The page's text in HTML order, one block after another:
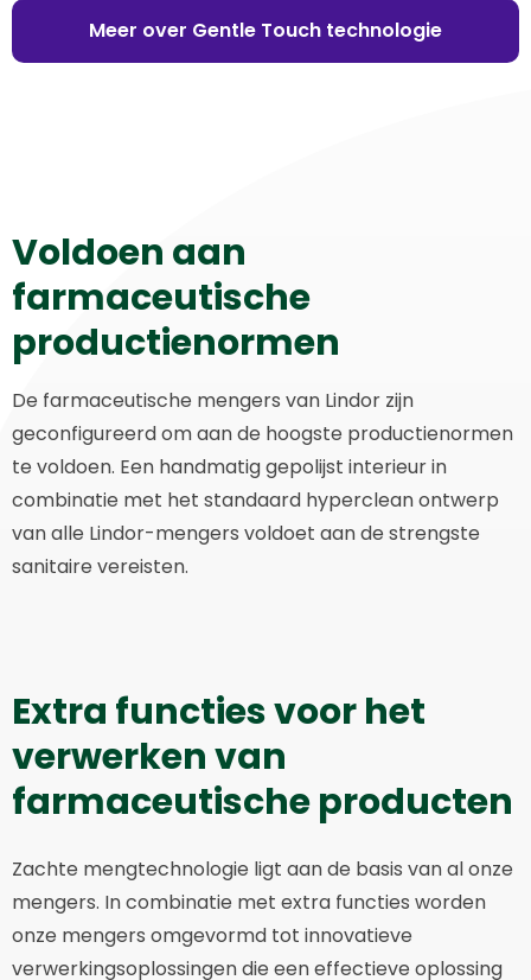
Meer over Gentle Touch technologie
Voldoen aan
farmaceutische
productienormen
De farmaceutische mengers van Lindor zijn
geconfigureerd om aan de hoogste productienormen
te voldoen. Een handmatig gepolijst interieur in
combinatie met het standaard hyperclean ontwerp
van alle Lindor-mengers voldoet aan de strengste
sanitaire vereisten.
Extra functies voor het
verwerken van
farmaceutische producten
Zachte mengtechnologie ligt aan de basis van al onze
mengers. In combinatie met extra functies worden
onze mengers omgevormd tot innovatieve
verwerkingsoplossingen die een effectieve oplossing